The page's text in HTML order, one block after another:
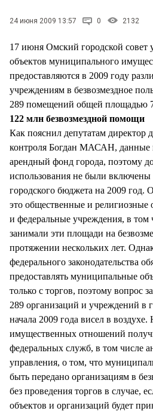
24 июня 2009 13:57 0 2132
17 июня Омский городской совет
объектов муниципального
предоставляются в 2009 году
учреждениям в безвозмездное
289 помещений общей площадью
122 млн безвозмездной помощи
Как пояснил депутатам директор
контроля Богдан МАСАН, данные
арендный фонд города, поэтому
использования не были включены
городского бюджета на 2009 год.
это общественные и религиозные
и федеральные учреждения, в
занимали эти площади на
протяжении нескольких лет.
федерального законодательства
предоставлять муниципальные
только с торгов, поэтому вопрос
289 организаций и учреждений в
начала 2009 года висел в
имущественных отношений
федеральных служб, в том числе
управления, о том, что
быть передано организациям в
без проведения торгов в случае,
объектов и организаций будет